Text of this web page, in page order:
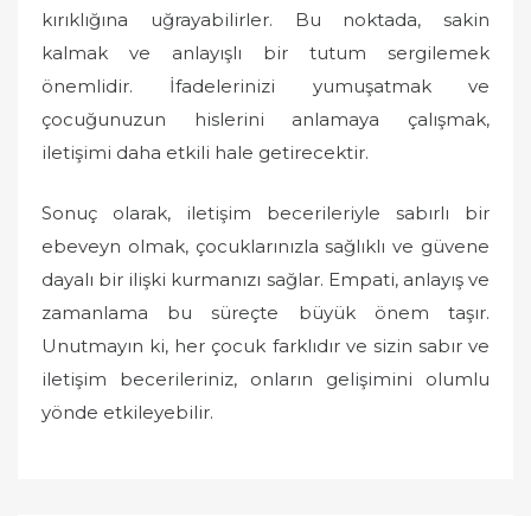
kırıklığına uğrayabilirler. Bu noktada, sakin
kalmak ve anlayışlı bir tutum sergilemek
önemlidir. İfadelerinizi yumuşatmak ve
çocuğunuzun hislerini anlamaya çalışmak,
iletişimi daha etkili hale getirecektir.
Sonuç olarak, iletişim becerileriyle sabırlı bir
ebeveyn olmak, çocuklarınızla sağlıklı ve güvene
dayalı bir ilişki kurmanızı sağlar. Empati, anlayış ve
zamanlama bu süreçte büyük önem taşır.
Unutmayın ki, her çocuk farklıdır ve sizin sabır ve
iletişim becerileriniz, onların gelişimini olumlu
yönde etkileyebilir.